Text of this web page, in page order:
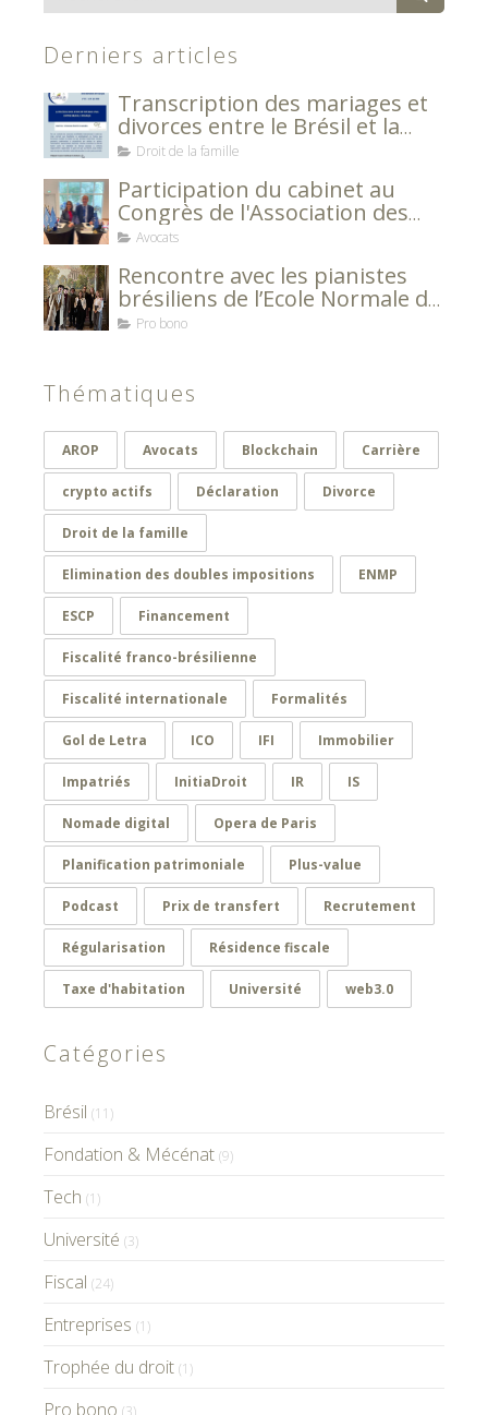
Derniers articles
Transcription des mariages et
divorces entre le Brésil et la
France
Droit de la famille
Participation du cabinet au
Congrès de l'Association des
Avocats Européens
Avocats
Rencontre avec les pianistes
brésiliens de l’Ecole Normale de
Musique de Paris Alfred Cortot
Pro bono
Thématiques
AROP Avocats Blockchain Carrière
crypto actifs Déclaration Divorce
Droit de la famille
Elimination des doubles impositions ENMP
ESCP Financement
Fiscalité franco-brésilienne
Fiscalité internationale Formalités
Gol de Letra ICO IFI Immobilier
Impatriés InitiaDroit IR IS
Nomade digital Opera de Paris
Planification patrimoniale Plus-value
Podcast Prix de transfert Recrutement
Régularisation Résidence fiscale
Taxe d'habitation Université web3.0
Catégories
Brésil (11)
Fondation & Mécénat (9)
Tech (1)
Université (3)
Fiscal (24)
Entreprises (1)
Trophée du droit (1)
Pro bono (3)